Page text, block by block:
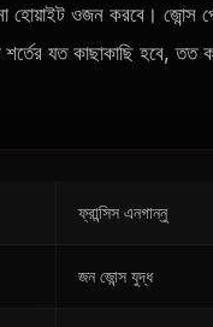
হোয়াইট ওজন করবে। জোন্স
যত কাছাকাছি হবে, তত
ফ্রান্সিস এনগান্নু
জন জোন্স যুদ্ধ